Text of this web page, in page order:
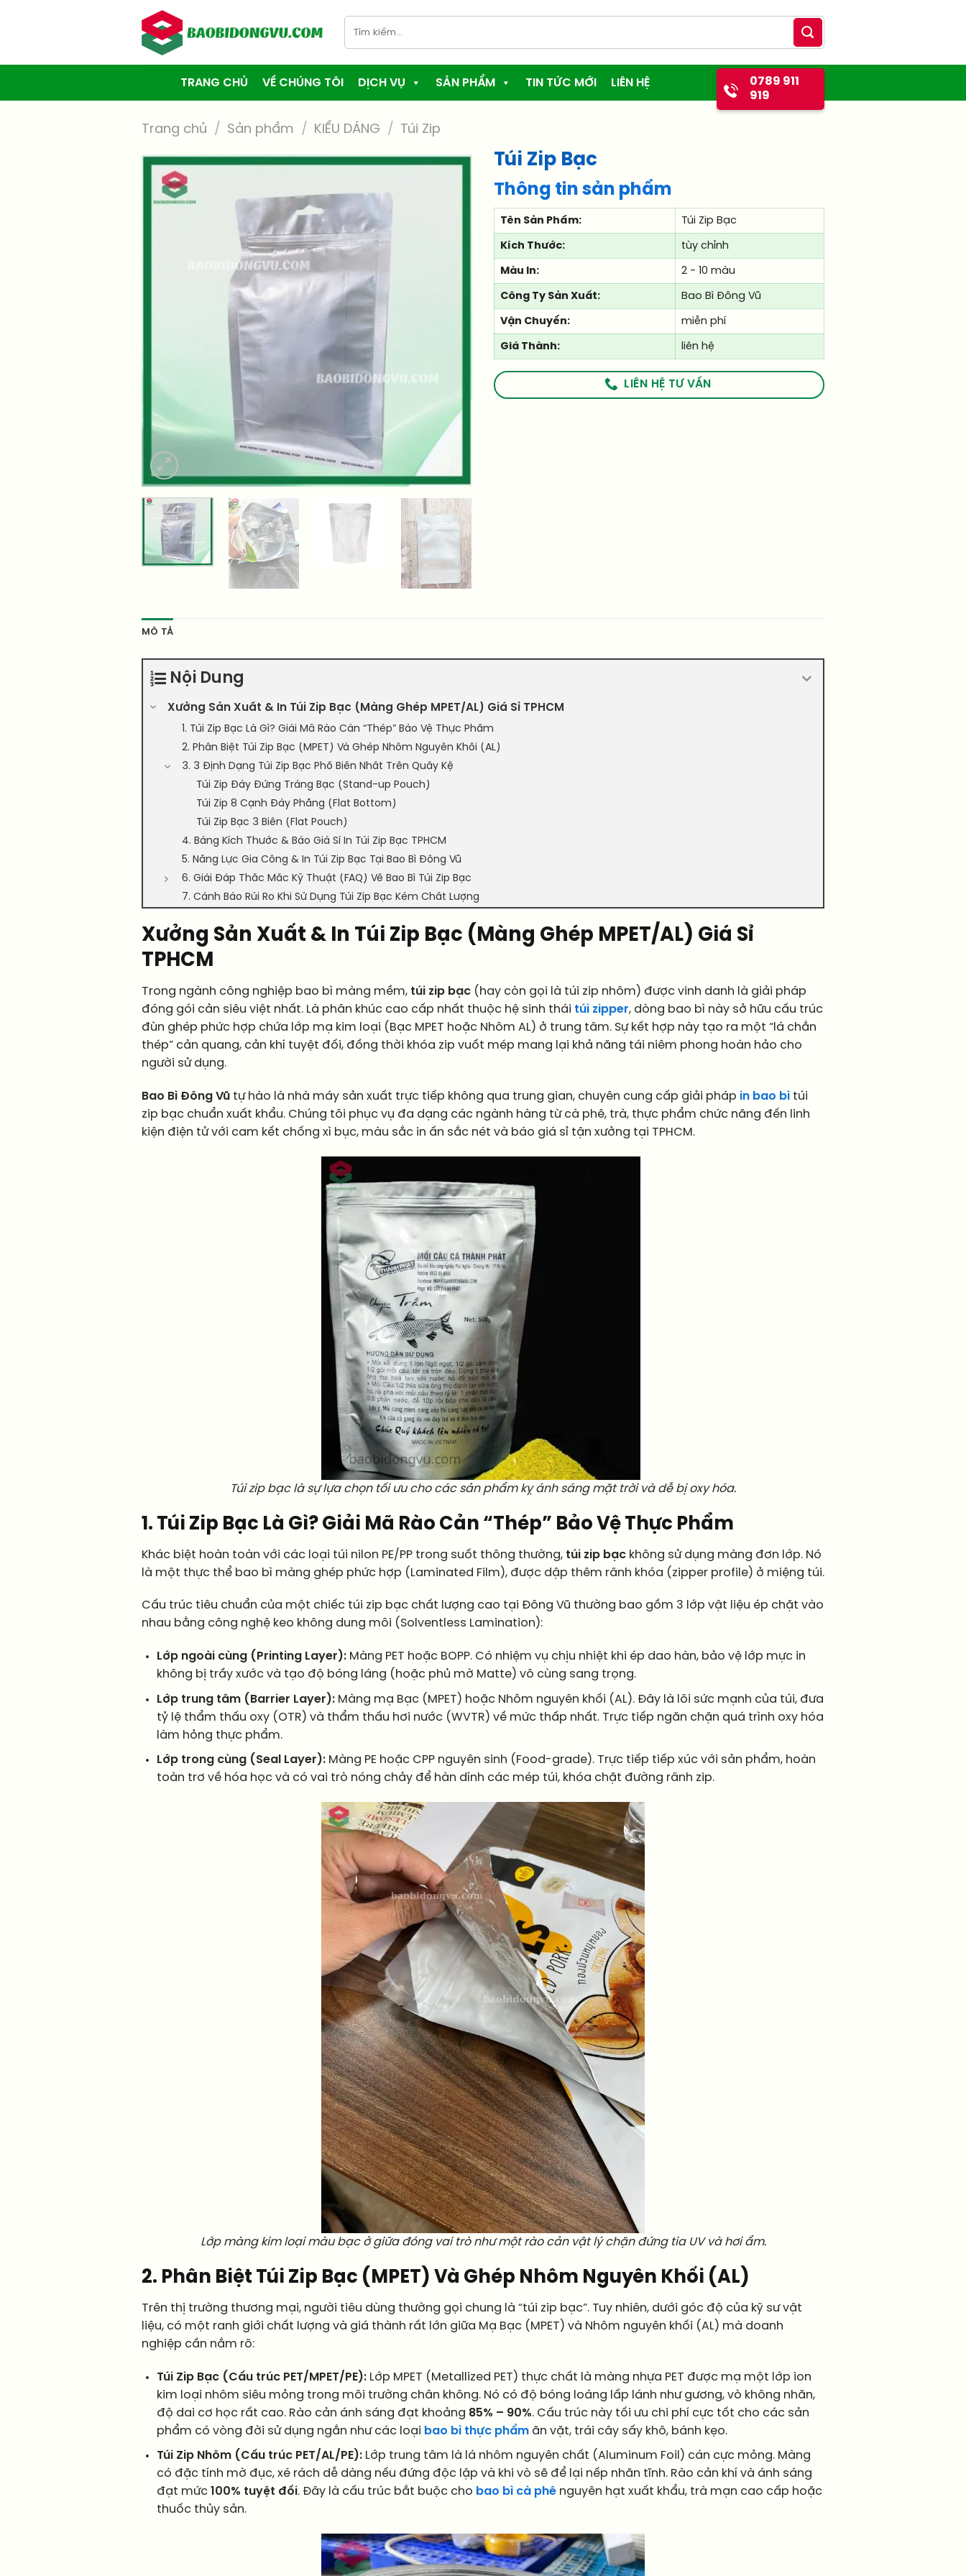
kiếm:
TRANG CHỦ VỀ CHÚNG TÔI DỊCH VỤ SẢN PHẨM TIN TỨC MỚI LIÊN HỆ
0789 911
919
Trang chủ / Sản phẩm / KIỂU DÁNG / Túi Zip
Túi Zip Bạc
Thông tin sản phẩm
Tên Sản Phẩm: Túi Zip Bạc
Kích Thước: tùy chỉnh
Màu In: 2 - 10 màu
Công Ty Sản Xuất: Bao Bì Đông Vũ
Vận Chuyển: miễn phí
Giá Thành: liên hệ
LIÊN HỆ TƯ VẤN
MÔ TẢ
Nội Dung
Xưởng Sản Xuất & In Túi Zip Bạc (Màng Ghép MPET/AL) Giá Sỉ TPHCM
1. Túi Zip Bạc Là Gì? Giải Mã Rào Cản “Thép” Bảo Vệ Thực Phẩm
2. Phân Biệt Túi Zip Bạc (MPET) Và Ghép Nhôm Nguyên Khối (AL)
3. 3 Định Dạng Túi Zip Bạc Phổ Biến Nhất Trên Quầy Kệ
Túi Zip Đáy Đứng Tráng Bạc (Stand-up Pouch)
Túi Zip 8 Cạnh Đáy Phẳng (Flat Bottom)
Túi Zip Bạc 3 Biên (Flat Pouch)
4. Bảng Kích Thước & Báo Giá Sỉ In Túi Zip Bạc TPHCM
5. Năng Lực Gia Công & In Túi Zip Bạc Tại Bao Bì Đông Vũ
6. Giải Đáp Thắc Mắc Kỹ Thuật (FAQ) Về Bao Bì Túi Zip Bạc
7. Cảnh Báo Rủi Ro Khi Sử Dụng Túi Zip Bạc Kém Chất Lượng
Xưởng Sản Xuất & In Túi Zip Bạc (Màng Ghép MPET/AL) Giá Sỉ
TPHCM
Trong ngành công nghiệp bao bì màng mềm, túi zip bạc (hay còn gọi là túi zip nhôm) được vinh danh là giải pháp
đóng gói cản siêu việt nhất. Là phân khúc cao cấp nhất thuộc hệ sinh thái túi zipper, dòng bao bì này sở hữu cấu trúc
đùn ghép phức hợp chứa lớp mạ kim loại (Bạc MPET hoặc Nhôm AL) ở trung tâm. Sự kết hợp này tạo ra một “lá chắn
thép” cản quang, cản khí tuyệt đối, đồng thời khóa zip vuốt mép mang lại khả năng tái niêm phong hoàn hảo cho
người sử dụng.
Bao Bì Đông Vũ tự hào là nhà máy sản xuất trực tiếp không qua trung gian, chuyên cung cấp giải pháp in bao bì túi
zip bạc chuẩn xuất khẩu. Chúng tôi phục vụ đa dạng các ngành hàng từ cà phê, trà, thực phẩm chức năng đến linh
kiện điện tử với cam kết chống xì bục, màu sắc in ấn sắc nét và báo giá sỉ tận xưởng tại TPHCM.
Túi zip bạc là sự lựa chọn tối ưu cho các sản phẩm kỵ ánh sáng mặt trời và dễ bị oxy hóa.
1. Túi Zip Bạc Là Gì? Giải Mã Rào Cản “Thép” Bảo Vệ Thực Phẩm
Khác biệt hoàn toàn với các loại túi nilon PE/PP trong suốt thông thường, túi zip bạc không sử dụng màng đơn lớp. Nó
là một thực thể bao bì màng ghép phức hợp (Laminated Film), được dập thêm rãnh khóa (zipper profile) ở miệng túi.
Cấu trúc tiêu chuẩn của một chiếc túi zip bạc chất lượng cao tại Đông Vũ thường bao gồm 3 lớp vật liệu ép chặt vào
nhau bằng công nghệ keo không dung môi (Solventless Lamination):
Lớp ngoài cùng (Printing Layer):Màng PET hoặc BOPP. Có nhiệm vụ chịu nhiệt khi ép dao hàn, bảo vệ lớp mực in
không bị trầy xước và tạo độ bóng láng (hoặc phủ mờ Matte) vô cùng sang trọng.
Lớp trung tâm (Barrier Layer):Màng mạ Bạc (MPET) hoặc Nhôm nguyên khối (AL). Đây là lõi sức mạnh của túi, đưa
tỷ lệ thẩm thấu oxy (OTR) và thẩm thấu hơi nước (WVTR) về mức thấp nhất. Trực tiếp ngăn chặn quá trình oxy hóa
làm hỏng thực phẩm.
Lớp trong cùng (Seal Layer):Màng PE hoặc CPP nguyên sinh (Food-grade). Trực tiếp tiếp xúc với sản phẩm, hoàn
toàn trơ về hóa học và có vai trò nóng chảy để hàn dính các mép túi, khóa chặt đường rãnh zip.
Lớp màng kim loại màu bạc ở giữa đóng vai trò như một rào cản vật lý chặn đứng tia UV và hơi ẩm.
2. Phân Biệt Túi Zip Bạc (MPET) Và Ghép Nhôm Nguyên Khối (AL)
Trên thị trường thương mại, người tiêu dùng thường gọi chung là “túi zip bạc”. Tuy nhiên, dưới góc độ của kỹ sư vật
liệu, có một ranh giới chất lượng và giá thành rất lớn giữa Mạ Bạc (MPET) và Nhôm nguyên khối (AL) mà doanh
nghiệp cần nắm rõ:
Túi Zip Bạc (Cấu trúc PET/MPET/PE):Lớp MPET (Metallized PET) thực chất là màng nhựa PET được mạ một lớp ion
kim loại nhôm siêu mỏng trong môi trường chân không. Nó có độ bóng loáng lấp lánh như gương, vò không nhăn,
độ dai cơ học rất cao. Rào cản ánh sáng đạt khoảng 85% – 90%. Cấu trúc này tối ưu chi phí cực tốt cho các sản
phẩm có vòng đời sử dụng ngắn như các loại bao bì thực phẩmăn vặt, trái cây sấy khô, bánh kẹo.
Túi Zip Nhôm (Cấu trúc PET/AL/PE):Lớp trung tâm là lá nhôm nguyên chất (Aluminum Foil) cán cực mỏng. Màng
có đặc tính mờ đục, xé rách dễ dàng nếu đứng độc lập và khi vò sẽ để lại nếp nhăn tĩnh. Rào cản khí và ánh sáng
đạt mức 100% tuyệt đối. Đây là cấu trúc bắt buộc cho bao bì cà phênguyên hạt xuất khẩu, trà mạn cao cấp hoặc
thuốc thủy sản.